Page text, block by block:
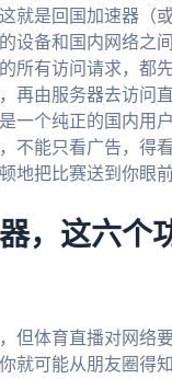
就是回国加速器（
设备和国内网络之
所有访问请求，都
再由服务器去访问
一个纯正的国内用
不能只看广告，得
地把比赛送到你眼前
，这六个
但体育直播对网络
就可能从朋友圈得